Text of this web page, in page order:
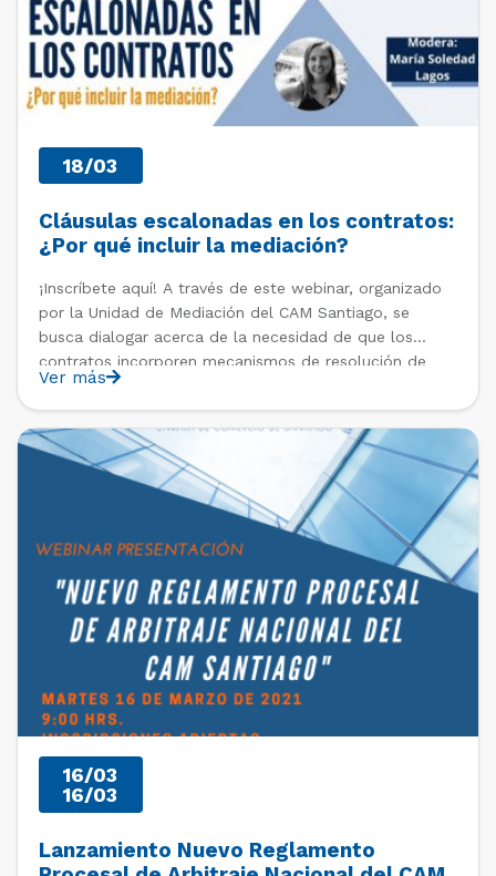
18/03
Cláusulas escalonadas en los contratos:
¿Por qué incluir la mediación?
¡Inscríbete aquí! A través de este webinar, organizado
por la Unidad de Mediación del CAM Santiago, se
busca dialogar acerca de la necesidad de que los
contratos incorporen mecanismos de resolución de
conflictos para las controversias que se originen con
ocasión de este. Se abordarán la utilidad de estas
cláusulas […]
Ver más
PAST EVENTS
16/03
16/03
Lanzamiento Nuevo Reglamento